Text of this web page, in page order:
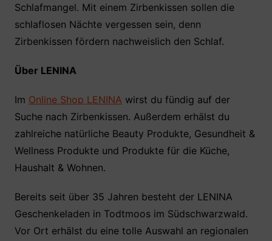
e
b
o
k
er s
A
e
st
n
Schlafmangel. Mit einem Zirbenkissen sollen die
schlaflosen Nächte vergessen sein, denn
Zirbenkissen fördern nachweislich den Schlaf.
Über LENINA
Im Online Shop LENINA wirst du fündig auf der
Suche nach Zirbenkissen. Außerdem erhälst du
zahlreiche natürliche Beauty Produkte, Gesundheit &
Wellness Produkte und Produkte für die Küche,
Haushalt & Wohnen.
Bereits seit über 35 Jahren besteht der LENINA
Geschenkeladen in Todtmoos im Südschwarzwald.
Vor Ort erhälst du eine tolle Auswahl an regionalen